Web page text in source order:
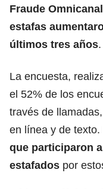
Fraude
estafas
últimos tres años.
La encuesta,
el 52% de los
través de
en línea y de texto.
que participaron
estafados por